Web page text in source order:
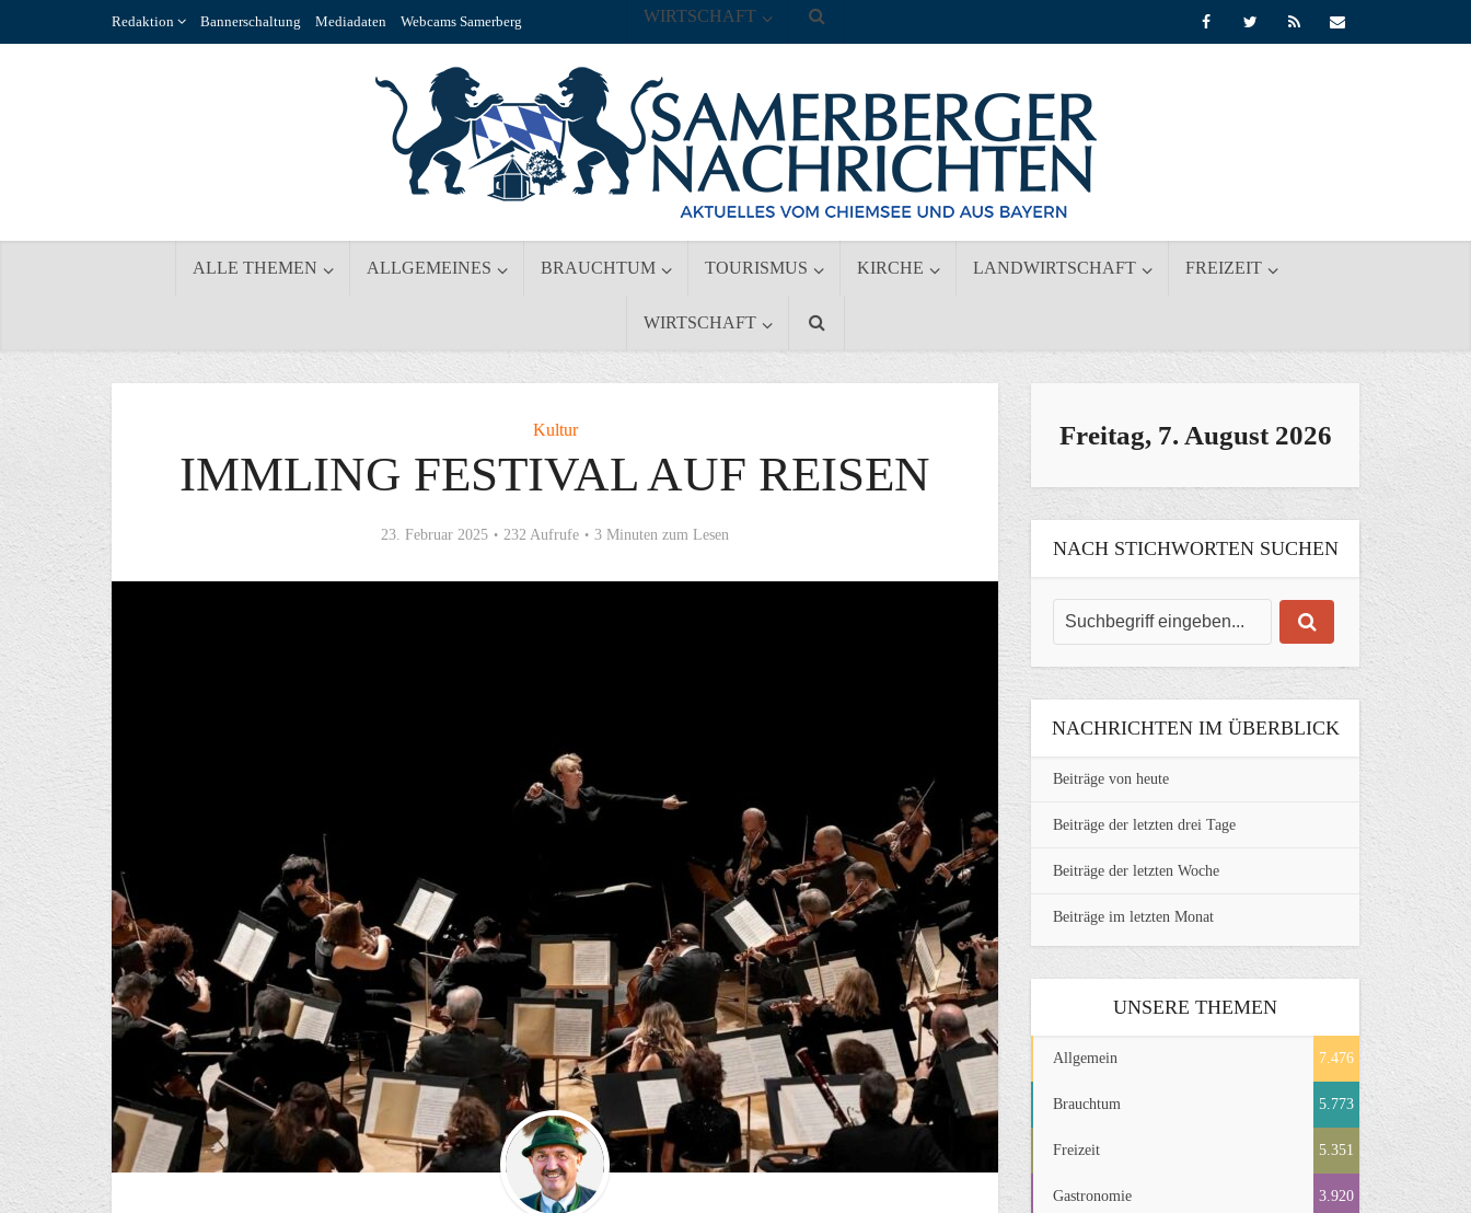
Redaktion Bannerschaltung Mediadaten Webcams Samerberg
ALLE THEMEN ALLGEMEINES BRAUCHTUM TOURISMUS KIRCHE LANDWIRTSCHAFT FREIZEIT
WIRTSCHAFT
WIRTSCHAFT
Kultur
IMMLING FESTIVAL AUF REISEN
23. Februar 2025 232 Aufrufe 3 Minuten zum Lesen
Freitag, 7. August 2026
NACH STICHWORTEN SUCHEN
NACHRICHTEN IM ÜBERBLICK
Beiträge von heute
Beiträge der letzten drei Tage
Beiträge der letzten Woche
Beiträge im letzten Monat
UNSERE THEMEN
Allgemein 7.476
Brauchtum 5.773
Freizeit 5.351
Gastronomie 3.920